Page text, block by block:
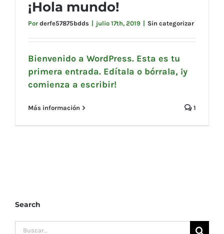
¡Hola mundo!
Por derfe57875bdds julio 17th, 2019 Sin categorizar
Bienvenido a WordPress. Esta es tu
primera entrada. Edítala o bórrala, ¡y
comienza a escribir!
Más información 1
Search
Buscar: